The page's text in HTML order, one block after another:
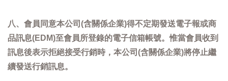
八、會員同意本公司(含關係企業)得不定期發送電子報或商
品訊息(EDM)至會員所登錄的電子信箱帳號。惟當會員收到
訊息後表示拒絕接受行銷時，本公司(含關係企業)將停止繼
續發送行銷訊息。